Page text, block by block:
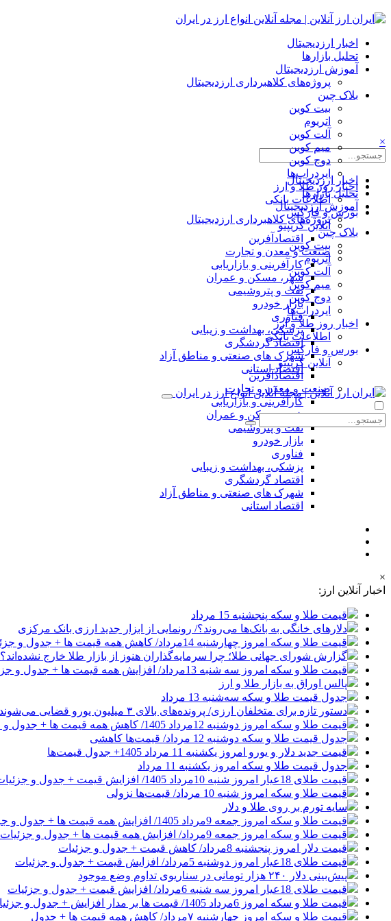
اخبار ارزدیجیتال
تحلیل بازارها
آموزش ارزدیجیتال
پروژه‌های کلاهبرداری ارزدیجیتال
بلاک چین
بیت کوین
اتریوم
آلت کوین
میم کوین‌
دوج کوین
ایردراپ‌ها
اخبار روز طلا و ارز
اطلاعات بانکی
بورس و فارکس
آنلاین کریپتو
اقتصادآفرین
صنعت و معدن و تجارت
کارآفرینی و بازاریابی
شهر، مسکن و عمران
نفت و پتروشیمی
بازار خودرو
فناوری
پزشکی، بهداشت و زیبایی
اقتصاد گردشگری
شهرک های صنعتی و مناطق آزاد
اقتصاد استانی
×
اخبار ارزدیجیتال
تحلیل بازارها
آموزش ارزدیجیتال
پروژه‌های کلاهبرداری ارزدیجیتال
بلاک چین
بیت کوین
اتریوم
آلت کوین
میم کوین‌
دوج کوین
ایردراپ‌ها
اخبار روز طلا و ارز
اطلاعات بانکی
بورس و فارکس
آنلاین کریپتو
اقتصادآفرین
صنعت و معدن و تجارت
کارآفرینی و بازاریابی
شهر، مسکن و عمران
نفت و پتروشیمی
بازار خودرو
فناوری
پزشکی، بهداشت و زیبایی
اقتصاد گردشگری
شهرک های صنعتی و مناطق آزاد
اقتصاد استانی
×
اخبار آنلاین ارز:
قیمت طلا و سکه پنجشنبه 15 مرداد
دلارهای خانگی به بانک‌ها می‌روند؟/ رونمایی از ابزار جدید ارزی بانک مرکزی
قیمت طلا و سکه امروز چهارشنبه 14مرداد/ کاهش همه قیمت ها + جدول و جزئیات
گزارش شورای جهانی طلا؛ چرا سرمایه‌گذاران هنوز از بازار طلا خارج نشده‌اند؟
قیمت طلا و سکه امروز سه شنبه 13مرداد/ افزایش همه قیمت ها + جدول و جزئیات
پالس اوراق به بازار طلا و ارز
جدول قیمت طلا و سکه سه‌شنبه 13 مرداد
دستور تازه برای متخلفان ارزی/ پرونده‌های بالای ۳ میلیون یورو قضایی می‌شوند
قیمت طلا و سکه امروز دوشنبه 12مرداد 1405/ کاهش همه قیمت ها + جدول و جزئیات
جدول قیمت طلا و سکه دوشنبه 12 مرداد/ قیمت‌ها کاهشی
قیمت جدید دلار و یورو امروز یکشنبه 11 مرداد 1405+ جدول قیمت‌ها
جدول قیمت طلا و سکه امروز یکشنبه 11 مرداد
قیمت طلای 18عیار امروز شنبه 10مرداد 1405/ افزایش قیمت + جدول و جزئیات
قیمت طلا و سکه امروز شنبه 10 مرداد/ قیمت‌ها نزولی
سایه تورم بر روی طلا و دلار
قیمت طلا و سکه امروز جمعه 9مرداد 1405/ افزایش همه قیمت ها + جدول و جزئیات
قیمت طلا و سکه امروز جمعه 9مرداد/ افزایش همه قیمت ها + جدول و جزئیات
قیمت دلار امروز پنجشنبه 8مرداد/ کاهش قیمت + جدول و جزئیات
قیمت طلای 18عیار امروز دوشنبه 5مرداد/ افزایش قیمت + جدول و جزئیات
پیش‌بینی دلار ۲۴۰ هزار تومانی در سناریوی تداوم وضع موجود
قیمت طلای 18عیار امروز سه شنبه 6مرداد/ افزایش قیمت + جدول و جزئیات
قیمت طلا و سکه امروز 6مرداد 1405/ قیمت ها بر مدار افزایش + جدول و جزئیات
قیمت طلا و سکه امروز چهارشنبه ۷مرداد/ کاهش همه قیمت ها + جدول